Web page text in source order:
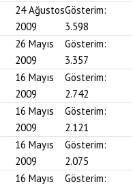
24 Ağustos
2009
Gösterim:
3.598
26 Mayıs
2009
Gösterim:
3.357
16 Mayıs
2009
Gösterim:
2.742
16 Mayıs
2009
Gösterim:
2.121
16 Mayıs
2009
Gösterim:
2.075
16 Mayıs
Gösterim: